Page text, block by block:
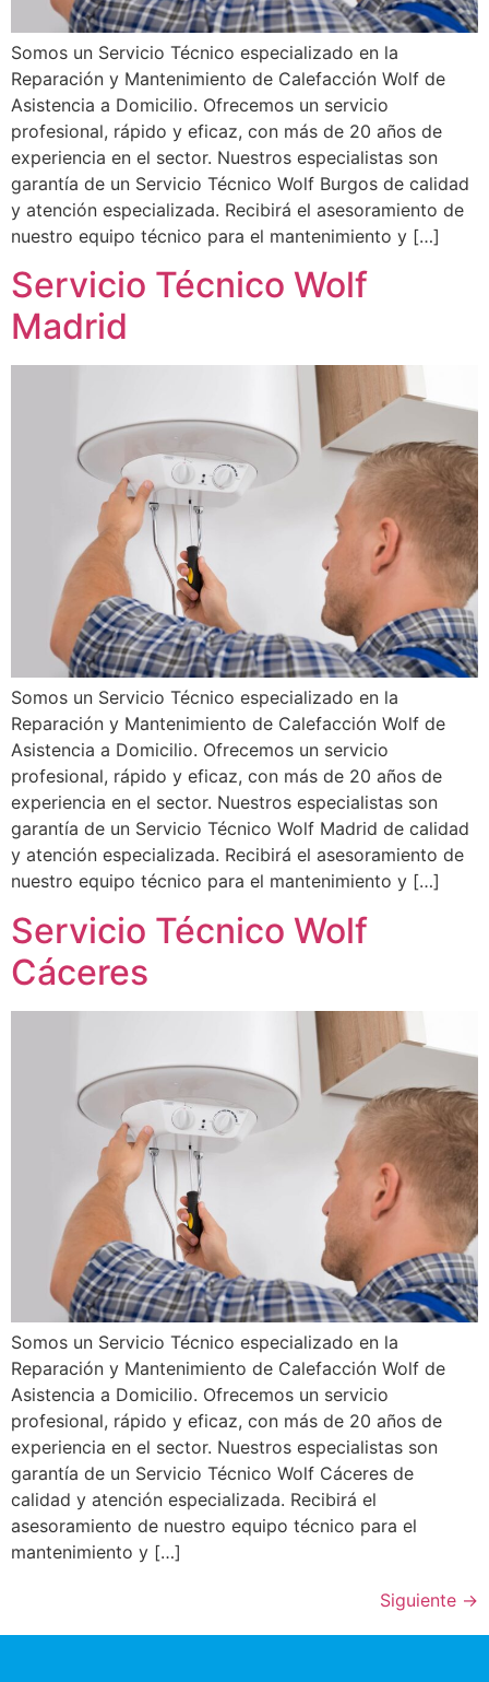
Somos un Servicio Técnico especializado en la
Reparación y Mantenimiento de Calefacción Wolf de
Asistencia a Domicilio. Ofrecemos un servicio
profesional, rápido y eficaz, con más de 20 años de
experiencia en el sector. Nuestros especialistas son
garantía de un Servicio Técnico Wolf Burgos de calidad
y atención especializada. Recibirá el asesoramiento de
nuestro equipo técnico para el mantenimiento y […]
Servicio Técnico Wolf
Madrid
Somos un Servicio Técnico especializado en la
Reparación y Mantenimiento de Calefacción Wolf de
Asistencia a Domicilio. Ofrecemos un servicio
profesional, rápido y eficaz, con más de 20 años de
experiencia en el sector. Nuestros especialistas son
garantía de un Servicio Técnico Wolf Madrid de calidad
y atención especializada. Recibirá el asesoramiento de
nuestro equipo técnico para el mantenimiento y […]
Servicio Técnico Wolf
Cáceres
Somos un Servicio Técnico especializado en la
Reparación y Mantenimiento de Calefacción Wolf de
Asistencia a Domicilio. Ofrecemos un servicio
profesional, rápido y eficaz, con más de 20 años de
experiencia en el sector. Nuestros especialistas son
garantía de un Servicio Técnico Wolf Cáceres de
calidad y atención especializada. Recibirá el
asesoramiento de nuestro equipo técnico para el
mantenimiento y […]
Siguiente →